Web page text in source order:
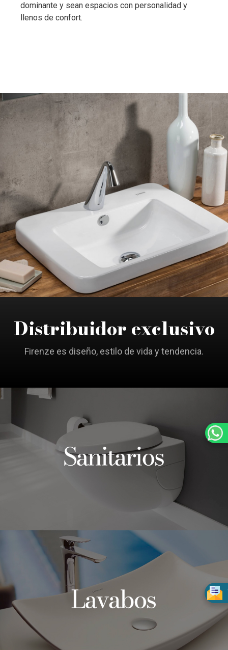
dominante y sean espacios con personalidad y
llenos de confort.
Distribuidor exclusivo
Firenze es diseño, estilo de vida y tendencia.
VER PRODUCTOS
SANITARIOS AMBIANCE